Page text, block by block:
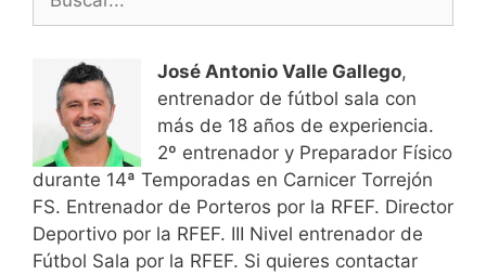
José Antonio Valle Gallego,
entrenador de fútbol sala con
más de 18 años de experiencia.
2º entrenador y Preparador Físico
durante 14ª Temporadas en Carnicer Torrejón
FS. Entrenador de Porteros por la RFEF. Director
Deportivo por la RFEF. III Nivel entrenador de
Fútbol Sala por la RFEF. Si quieres contactar